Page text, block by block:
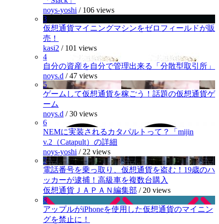
noys-yoshi / 106 views
3
仮想通貨マイニングマシンをゼロフィールドが販
売！
kasi2 / 101 views
4
自分の資産を自分で管理出来る「分散型取引所」
noys.d /47 views
5
ゲームして仮想通貨を稼ごう！話題の仮想通貨ゲ
ーム
noys.d /30 views
6
NEMに実装されるカタパルトって？「mijin
v.2（Catapult）の詳細
noys-yoshi / 22 views
7
電話番号を乗っ取り、仮想通貨を盗む！19歳のハ
ッカーが逮捕！高級車を複数台購入
仮想通貨ＪＡＰＡＮ編集部 / 20 views
8
アップルがiPhoneを使用した仮想通貨のマイニン
グを禁止に！